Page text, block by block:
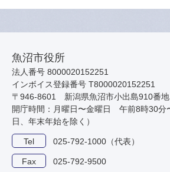
魚沼市役所
法人番号 8000020152251
インボイス登録番号 T8000020152251
〒946-8601 新潟県魚沼市小出島910番地
開庁時間：月曜日〜金曜日 午前8時30分
日、年末年始を除く）
Tel 025-792-1000（代表）
Fax 025-792-9500